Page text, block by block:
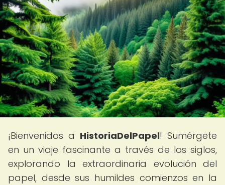
¡Bienvenidos a HistoriaDelPapel! Sumérgete
en un viaje fascinante a través de los siglos,
explorando la extraordinaria evolución del
papel, desde sus humildes comienzos en la